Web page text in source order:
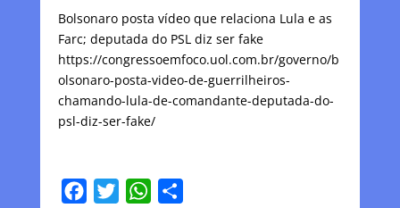
Bolsonaro posta vídeo que relaciona Lula e as
Farc; deputada do PSL diz ser fake
https://congressoemfoco.uol.com.br/governo/b
olsonaro-posta-video-de-guerrilheiros-
chamando-lula-de-comandante-deputada-do-
psl-diz-ser-fake/
W